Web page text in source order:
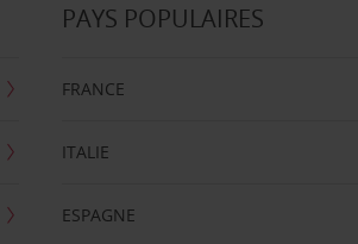
PAYS POPULAIRES
FRANCE
ITALIE
ESPAGNE